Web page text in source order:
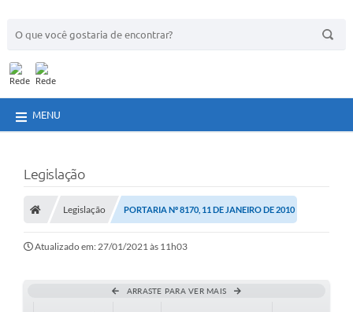
MENU
Legislação
Legislação PORTARIA Nº 8170, 11 DE JANEIRO DE 2010
Atualizado em: 27/01/2021 às 11h03
ARRASTE PARA VER MAIS